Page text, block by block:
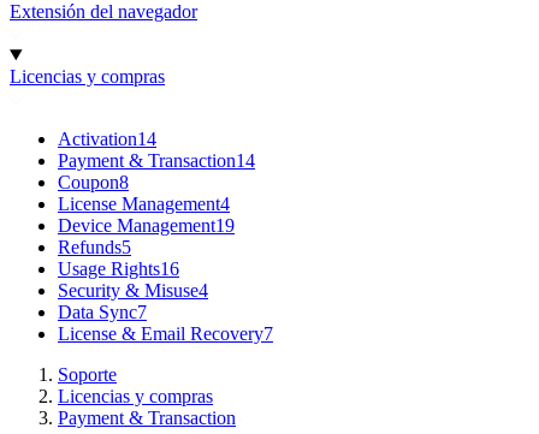
Extensión del navegador
Licencias y compras
Activation14
Payment & Transaction14
Coupon8
License Management4
Device Management19
Refunds5
Usage Rights16
Security & Misuse4
Data Sync7
License & Email Recovery7
Soporte
Licencias y compras
Payment & Transaction